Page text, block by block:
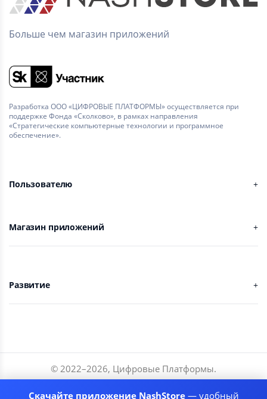
Больше чем магазин приложений
Разработка ООО «ЦИФРОВЫЕ ПЛАТФОРМЫ» осуществляется при
поддержке Фонда «Сколково», в рамках направления
«Стратегические компьютерные технологии и программное
обеспечение».
Пользователю
Магазин приложений
Развитие
© 2022–2026, Цифровые Платформы.
Разработчики
Скачайте приложение NashStore— удобный